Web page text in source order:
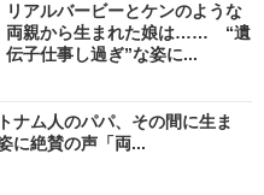
リアルバービーとケンのような
両親から生まれた娘は…… “遺
伝子仕事し過ぎ”な姿に...
ナム人のパパ、その間に生ま
絶賛の声「両...